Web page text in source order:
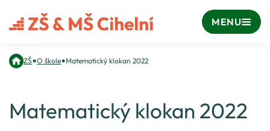
MENU
ZŠ•O škole•Matematický klokan 2022
Matematický klokan 2022